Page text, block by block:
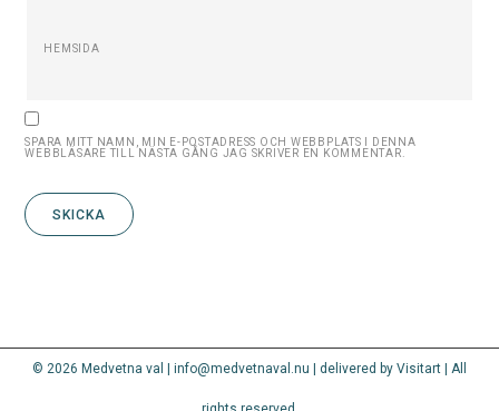
HEMSIDA
SPARA MITT NAMN, MIN E-POSTADRESS OCH WEBBPLATS I DENNA
WEBBLÄSARE TILL NÄSTA GÅNG JAG SKRIVER EN KOMMENTAR.
© 2026 Medvetna val | info@medvetnaval.nu | delivered by Visitart | All